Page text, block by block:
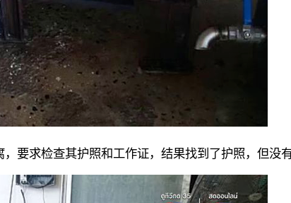
要求检查其护照和工作证，结果找到了护照，但没有